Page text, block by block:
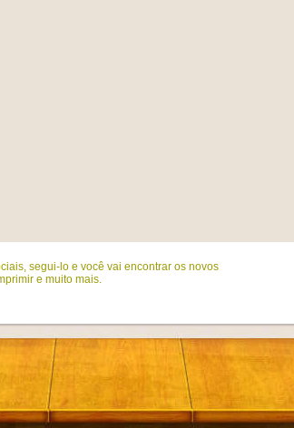
segui-lo e você vai encontrar os novos
e muito mais.